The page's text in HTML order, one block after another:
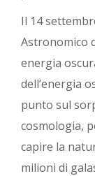
Il 14
Astronomico
energia
dell’energia
punto sul
cosmologia,
capire la
milioni di